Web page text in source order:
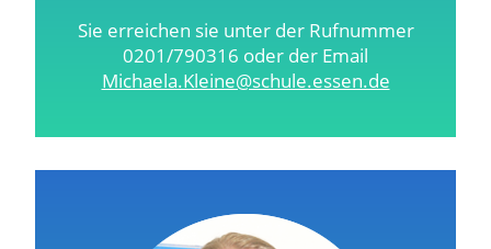
Sie erreichen sie unter der Rufnummer
0201/790316 oder der Email
Michaela.Kleine@schule.essen.de